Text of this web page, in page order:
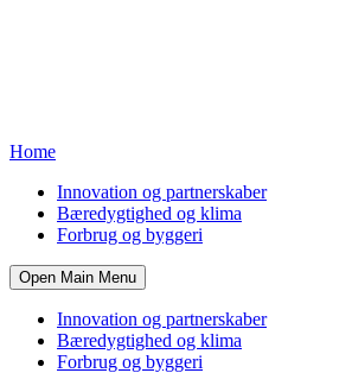
Home
Innovation og partnerskaber
Bæredygtighed og klima
Forbrug og byggeri
Open Main Menu
Innovation og partnerskaber
Bæredygtighed og klima
Forbrug og byggeri